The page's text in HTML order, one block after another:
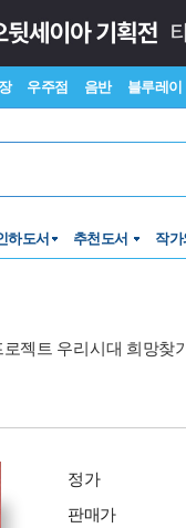
우주점 음반 블루레이
하도서 추천도서 작
젝트 우리시대 희망찾
정가
판매가